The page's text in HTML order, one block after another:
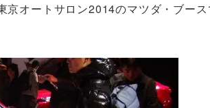
京オートサロン2014のマツダ・ブー